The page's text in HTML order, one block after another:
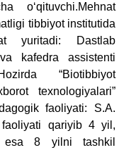
o‘qituvchi.Mehnat
tibbiyot institutida
yuritadi: Dastlab
kafedra assistenti
“Biotibbiyot
texnologiyalari”
faoliyati: S.A.
faoliyati qariyib 4 yil,
esa 8 yilni tashkil